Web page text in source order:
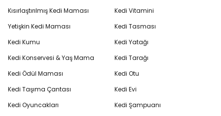
Kısırlaştırılmış Kedi Maması
Yetişkin Kedi Maması
Kedi Kumu
Kedi Konservesi & Yaş Mama
Kedi Ödül Maması
Kedi Taşıma Çantası
Kedi Oyuncakları
Kedi Vitamini
Kedi Tasması
Kedi Yatağı
Kedi Tarağı
Kedi Otu
Kedi Evi
Kedi Şampuanı